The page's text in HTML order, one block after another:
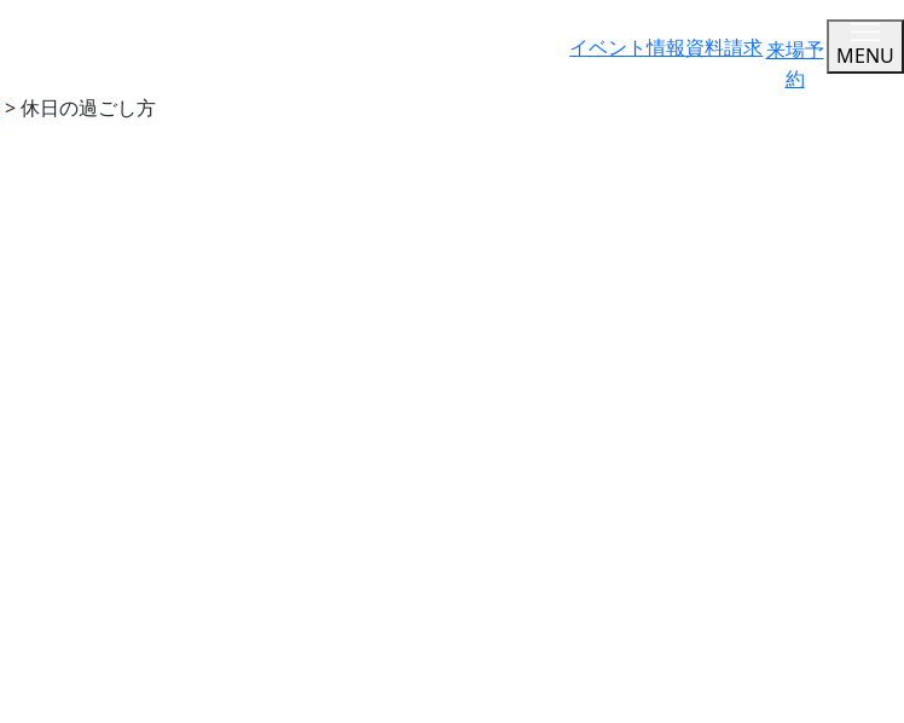
イベント情報資料請求来場予
約
MENU
>休日の過ごし方